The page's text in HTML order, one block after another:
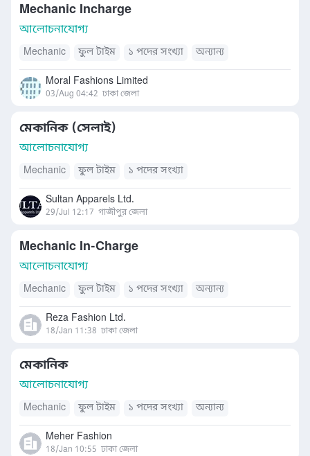
Mechanic Incharge
আলোচনাযোগ্য
Mechanic ফুল টাইম ১ পদের সংখ্যা অন্যান্য
Moral Fashions Limited
03/Aug 04:42 ঢাকা জেলা
মেকানিক (সেলাই)
আলোচনাযোগ্য
Mechanic ফুল টাইম ১ পদের সংখ্যা
Sultan Apparels Ltd.
29/Jul 12:17 গাজীপুর জেলা
Mechanic In-Charge
আলোচনাযোগ্য
Mechanic ফুল টাইম ১ পদের সংখ্যা অন্যান্য
Reza Fashion Ltd.
18/Jan 11:38 ঢাকা জেলা
মেকানিক
আলোচনাযোগ্য
Mechanic ফুল টাইম ১ পদের সংখ্যা অন্যান্য
Meher Fashion
18/Jan 10:55 ঢাকা জেলা